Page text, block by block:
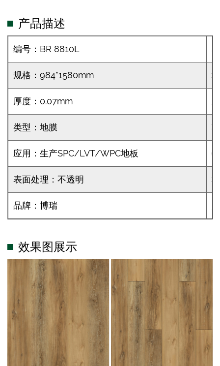
产品描述
编号：BR 8810L
规格：984*1580mm
厚度：0.07mm
类型：地膜
应用：生产SPC/LVT/WPC地板
表面处理：不透明
品牌：博瑞
效果图展示